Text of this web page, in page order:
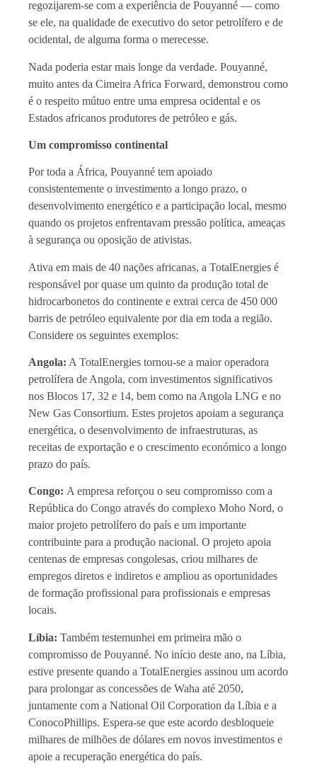
regozijarem-se com a experiência de Pouyanné — como
se ele, na qualidade de executivo do setor petrolífero e de
ocidental, de alguma forma o merecesse.
Nada poderia estar mais longe da verdade. Pouyanné,
muito antes da Cimeira Africa Forward, demonstrou como
é o respeito mútuo entre uma empresa ocidental e os
Estados africanos produtores de petróleo e gás.
Um compromisso continental
Por toda a África, Pouyanné tem apoiado
consistentemente o investimento a longo prazo, o
desenvolvimento energético e a participação local, mesmo
quando os projetos enfrentavam pressão política, ameaças
à segurança ou oposição de ativistas.
Ativa em mais de 40 nações africanas, a TotalEnergies é
responsável por quase um quinto da produção total de
hidrocarbonetos do continente e extrai cerca de 450 000
barris de petróleo equivalente por dia em toda a região.
Considere os seguintes exemplos:
Angola: A TotalEnergies tornou-se a maior operadora
petrolífera de Angola, com investimentos significativos
nos Blocos 17, 32 e 14, bem como na Angola LNG e no
New Gas Consortium. Estes projetos apoiam a segurança
energética, o desenvolvimento de infraestruturas, as
receitas de exportação e o crescimento económico a longo
prazo do país.
Congo: A empresa reforçou o seu compromisso com a
República do Congo através do complexo Moho Nord, o
maior projeto petrolífero do país e um importante
contribuinte para a produção nacional. O projeto apoia
centenas de empresas congolesas, criou milhares de
empregos diretos e indiretos e ampliou as oportunidades
de formação profissional para profissionais e empresas
locais.
Líbia: Também testemunhei em primeira mão o
compromisso de Pouyanné. No início deste ano, na Líbia,
estive presente quando a TotalEnergies assinou um acordo
para prolongar as concessões de Waha até 2050,
juntamente com a National Oil Corporation da Líbia e a
ConocoPhillips. Espera-se que este acordo desbloqueie
milhares de milhões de dólares em novos investimentos e
apoie a recuperação energética do país.